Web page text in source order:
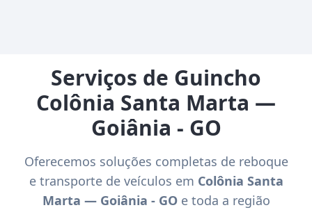
Serviços de Guincho
Colônia Santa Marta —
Goiânia - GO
Oferecemos soluções completas de reboque
e transporte de veículos em Colônia Santa
Marta — Goiânia - GOe toda a região